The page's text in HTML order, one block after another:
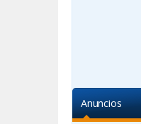
Anuncios